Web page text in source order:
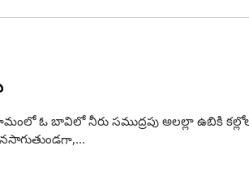
ఓ బావిలో నీరు సముద్రపు అలల్లా ఉబికి